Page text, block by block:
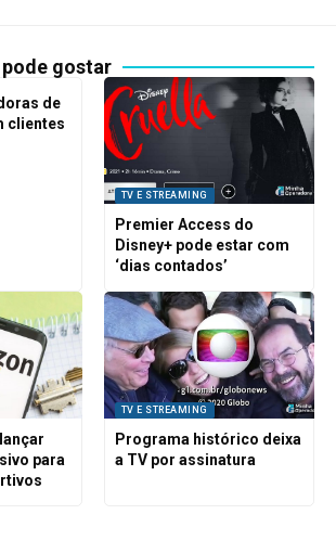
gostar
de
clientes
TV E STREAMING
Premier Access do
Disney+ pode estar com
‘dias contados’
para
TV E STREAMING
Programa histórico deixa
a TV por assinatura